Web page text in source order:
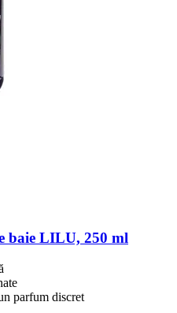
baie LILU, 250 ml
parfum discret